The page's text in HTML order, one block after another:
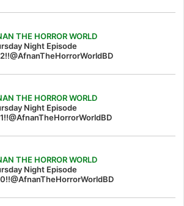
THE HORROR WORLD
Night Episode
THE HORROR WORLD
Night Episode
THE HORROR WORLD
Night Episode